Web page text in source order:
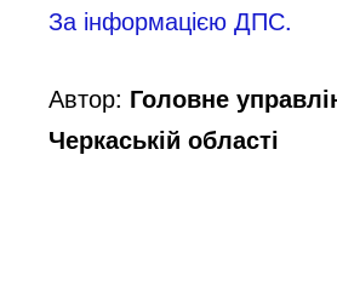
За інформацією ДПС.
Автор: Головне
Черкаській області